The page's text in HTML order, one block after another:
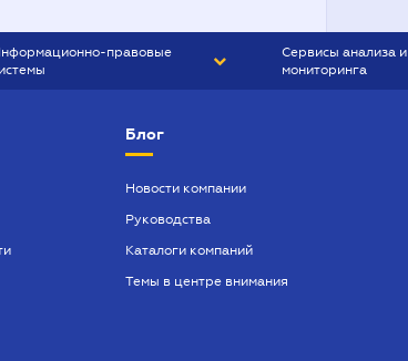
правовые
БУХГАЛТЕР ПРОФ
ЮРИСТ ПРОФ
Сервисы анализа и
мониторинга
Блог
Новости компании
Руководства
Каталоги компаний
Темы в центре внимания